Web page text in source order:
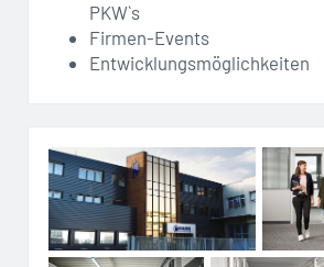
PKW`s
Firmen-Events
Entwicklungsmöglichkeiten